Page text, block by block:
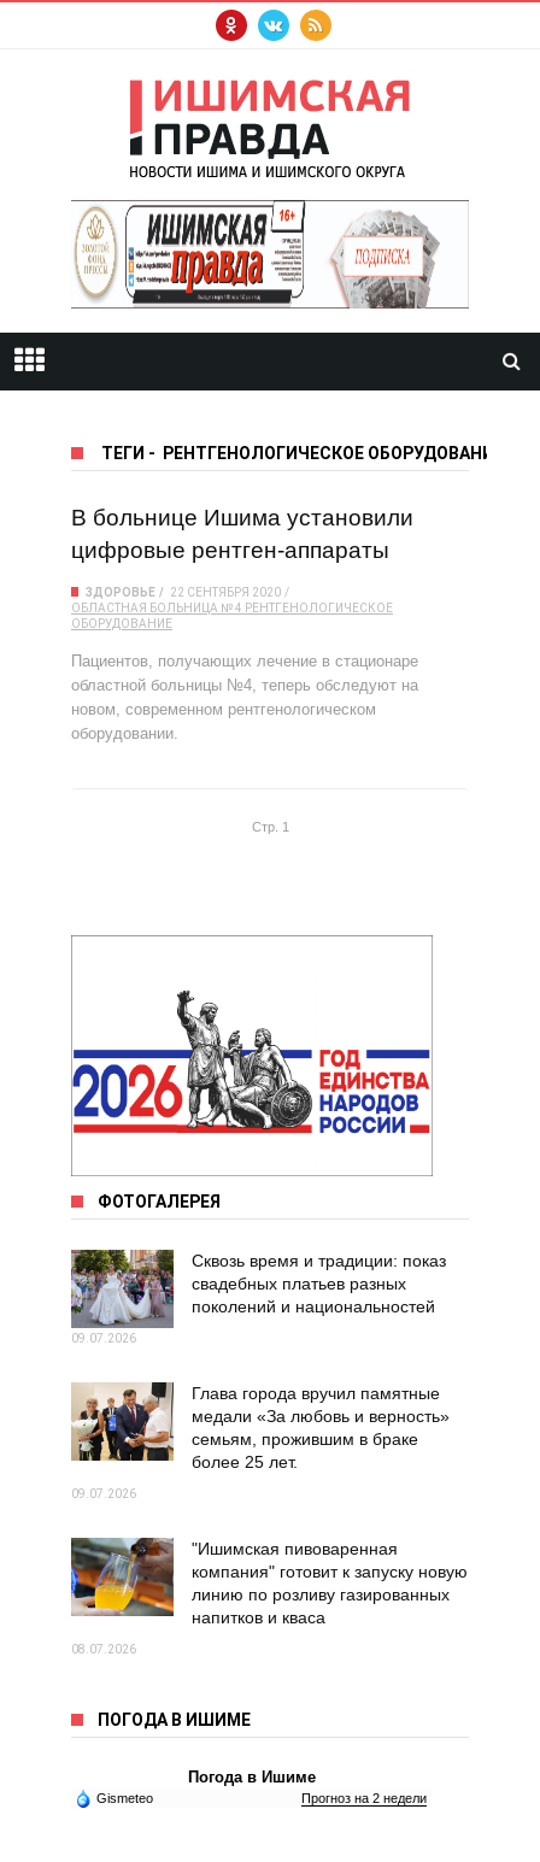
ТЕГИ - РЕНТГЕНОЛОГИЧЕСКОЕ ОБОРУДОВАНИЕ
В больнице Ишима установили
цифровые рентген-аппараты
ЗДОРОВЬЕ
22 СЕНТЯБРЯ 2020
ОБЛАСТНАЯ БОЛЬНИЦА № 4 РЕНТГЕНОЛОГИЧЕСКОЕ
ОБОРУДОВАНИЕ
Пациентов, получающих лечение в стационаре
областной больницы №4, теперь обследуют на
новом, современном рентгенологическом
оборудовании.
Стр. 1
ФОТОГАЛЕРЕЯ
Сквозь время и традиции: показ
свадебных платьев разных
поколений и национальностей
09.07.2026
Глава города вручил памятные
медали «За любовь и верность»
семьям, прожившим в браке
более 25 лет.
09.07.2026
"Ишимская пивоваренная
компания" готовит к запуску новую
линию по розливу газированных
напитков и кваса
08.07.2026
ПОГОДА В ИШИМЕ
Погода в Ишиме
Gismeteo Прогноз на 2 недели